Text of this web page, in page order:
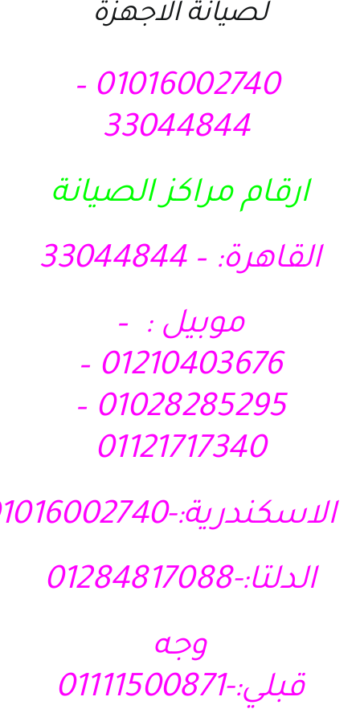
لصيانة الاجهزة
01016002740 –
33044844
ارقام مراكز الصيانة
القاهرة: – 33044844
موبيل : –
01210403676 –
01028285295 –
01121717340
الاسكندرية:-01016002740
الدلتا:-01284817088
وجه
قبلي:-01111500871